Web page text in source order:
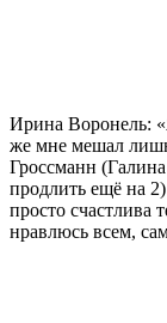
Ирина Воронель:
же мне мешал
Гроссманн
продлить ещё на
просто счастлива
нравлюсь всем,